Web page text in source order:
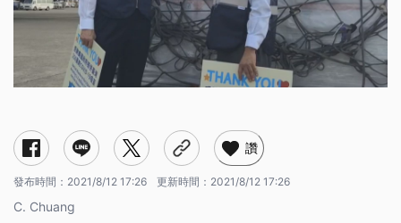
讚
發布時間： 2021/8/12 17:26 更新時間： 2021/8/12 17:26
C. Chuang